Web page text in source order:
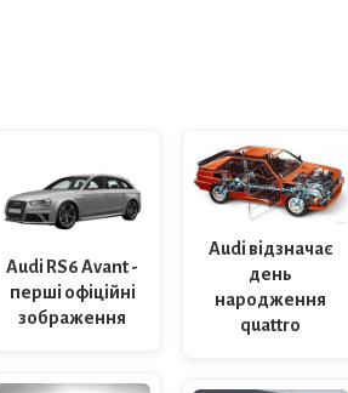
Audi RS6 Avant -
перші офіційні
зображення
Audi відзначає
день
народження
quattro